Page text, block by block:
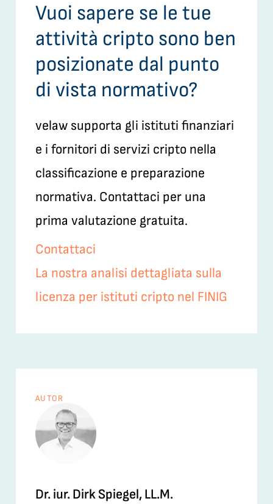
Vuoi sapere se le tue
attività cripto sono ben
posizionate dal punto
di vista normativo?
velaw supporta gli istituti finanziari
e i fornitori di servizi cripto nella
classificazione e preparazione
normativa. Contattaci per una
prima valutazione gratuita.
Contattaci
La nostra analisi dettagliata sulla
licenza per istituti cripto nel FINIG
AUTOR
Dr. iur. Dirk Spiegel, LL.M.